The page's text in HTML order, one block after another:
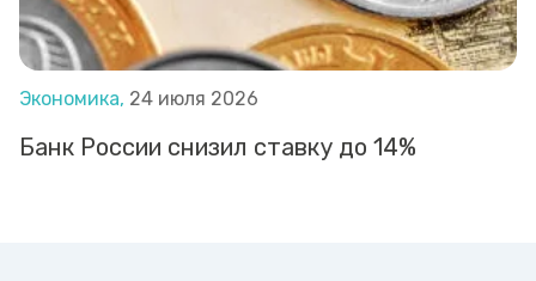
Экономика, 24 июля 2026
Банк России снизил ставку до 14%